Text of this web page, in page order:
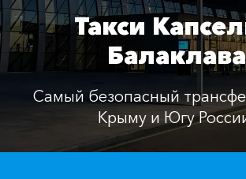
Отзывы
Контакты
Такси
Балаклава
Самый безопасный
Крыму и Югу